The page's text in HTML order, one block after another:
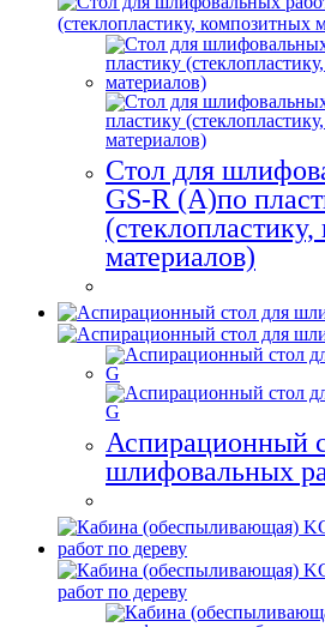
Стол для
GS-R (A)по
материалов)
Аспирационный
шлифовальных